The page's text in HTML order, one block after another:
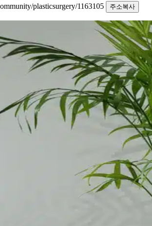
plasticsurgery/1163105
주소복사